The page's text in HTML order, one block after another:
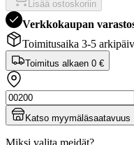
Lisää ostoskoriin
Verkkokaupan
Toimitusaika 3-5
Toimitus alkaen 0 €
Katso myymäläsaatavuus
Miksi valita meidät?